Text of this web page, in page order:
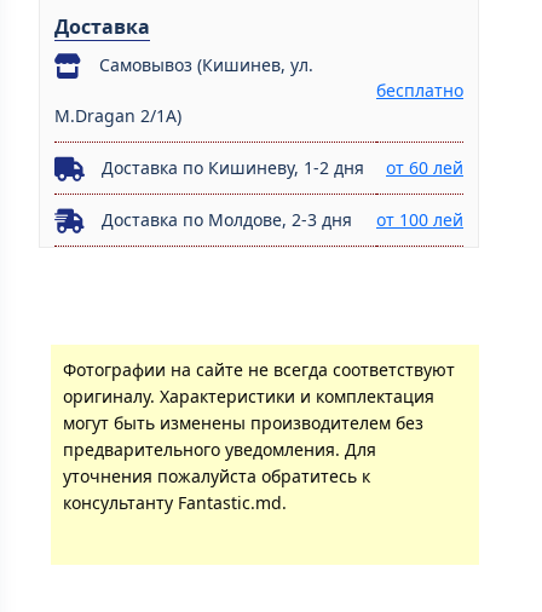
Доставка
Самовывоз (Кишинев, ул.
M.Dragan 2/1A)
бесплатно
Доставка по Кишиневу, 1-2 дня от 60 лей
Доставка по Молдове, 2-3 дня от 100 лей
Фотографии на сайте не всегда соответствуют
оригиналу. Характеристики и комплектация
могут быть изменены производителем без
предварительного уведомления. Для
уточнения пожалуйста обратитесь к
консультанту Fantastic.md.